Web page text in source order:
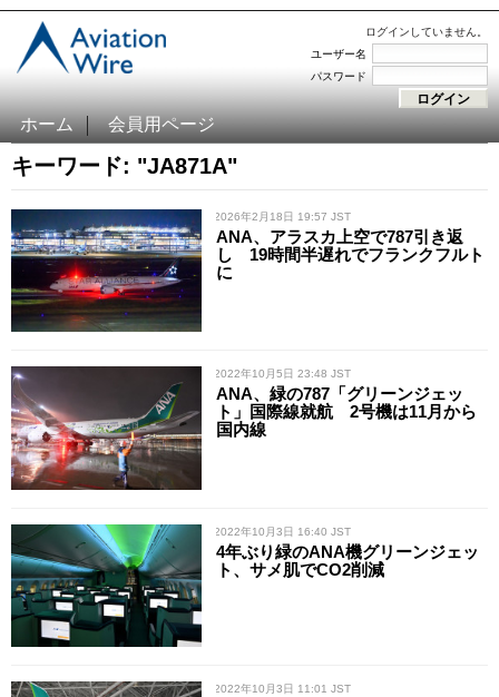
ログインしていません。
ユーザー名
パスワード
ホーム 会員用ページ
キーワード: "JA871A"
/ 2026年2月18日 19:57 JST
ANA、アラスカ上空で787引き返
し 19時間半遅れでフランクフルト
に
/ 2022年10月5日 23:48 JST
ANA、緑の787「グリーンジェッ
ト」国際線就航 2号機は11月から
国内線
/ 2022年10月3日 16:40 JST
4年ぶり緑のANA機グリーンジェッ
ト、サメ肌でCO2削減
/ 2022年10月3日 11:01 JST